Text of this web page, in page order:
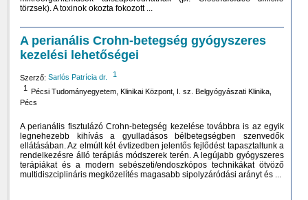
törzsek). A toxinok okozta fokozott ...
A perianális Crohn-betegség gyógyszeres
kezelési lehetőségei
Szerző: Sarlós Patrícia dr.
1
1
Pécsi Tudományegyetem, Klinikai Központ, I. sz. Belgyógyászati Klinika,
Pécs
A perianális fisztulázó Crohn-betegség kezelése továbbra is az egyik
legnehezebb kihívás a gyulladásos bélbetegségben szenvedők
ellátásában. Az elmúlt két évtizedben jelentős fejlődést tapasztaltunk a
rendelkezésre álló terápiás módszerek terén. A legújabb gyógyszeres
terápiákat és a modern sebészeti/endoszkópos technikákat ötvöző
multidiszciplináris megközelítés magasabb sipolyzáródási arányt és ...